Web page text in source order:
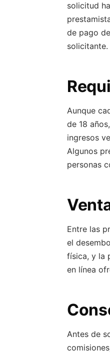
solicitud
de pago
solicitante.
Aunque
de 18
ingresos
Algunos
personas
Entre las
el
física, y la
en línea
Antes de